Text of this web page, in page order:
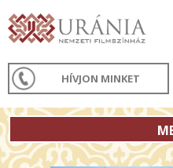
HÍVJON MINKET